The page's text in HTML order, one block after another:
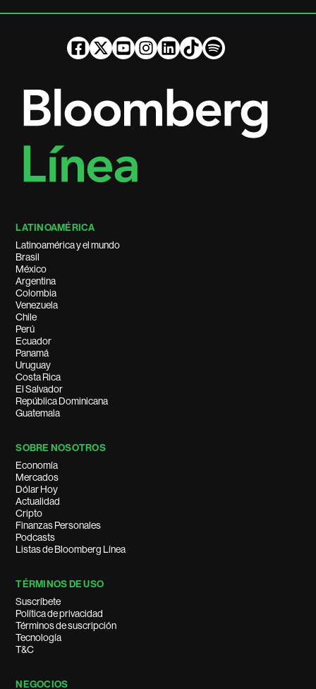
LATINOAMÉRICA
Latinoamérica y el mundo
Brasil
México
Argentina
Colombia
Venezuela
Chile
Perú
Ecuador
Panamá
Uruguay
Costa Rica
El Salvador
República Dominicana
Guatemala
SOBRE NOSOTROS
Economía
Mercados
Dólar Hoy
Actualidad
Cripto
Finanzas Personales
Podcasts
Listas de Bloomberg Línea
TÉRMINOS DE USO
Suscríbete
Política de privacidad
Términos de suscripción
Tecnología
T&C
NEGOCIOS